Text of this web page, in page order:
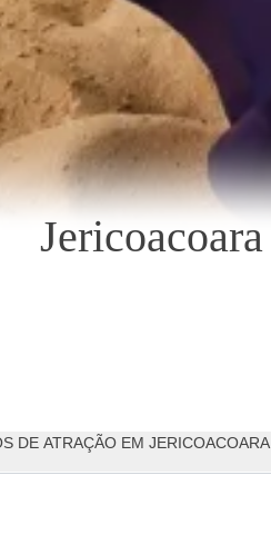
Jericoacoara
DE ATRAÇÃO EM JERICOACOARA